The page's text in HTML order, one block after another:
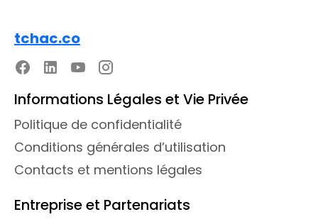
tchac.co
Informations Légales et Vie Privée
Politique de confidentialité
Conditions générales d’utilisation
Contacts et mentions légales
Entreprise et Partenariats